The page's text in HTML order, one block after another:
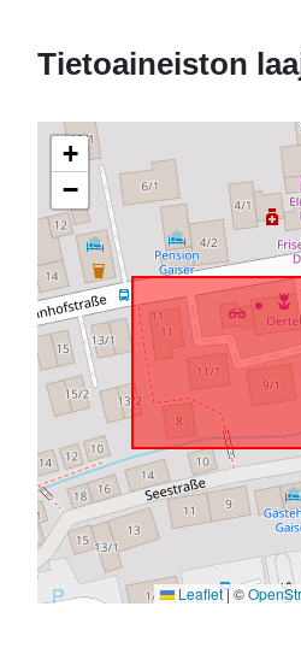
Tietoaineiston
+
−
Leaflet|©